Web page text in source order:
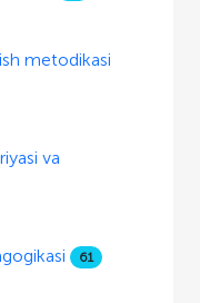
metodikasi
va
61